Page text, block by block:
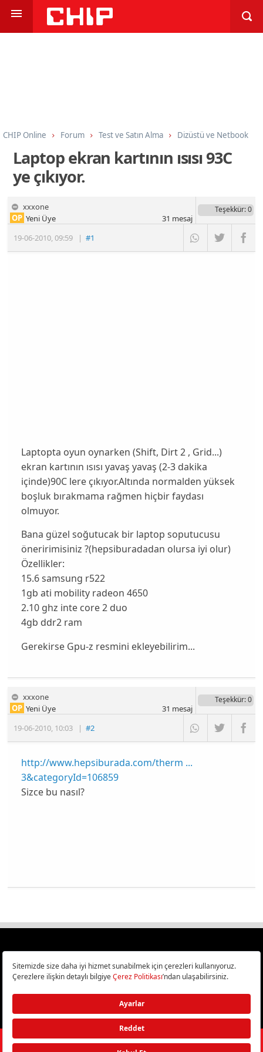
CHIP Online Forum Test ve Satın Alma Dizüstü ve Netbook
Laptop ekran kartının ısısı 93C
ye çıkıyor.
xxxone
19-06-2010,09:59 |#1
OP Yeni Üye
Teşekkür: 0
31 mesaj
Laptopta oyun oynarken (Shift, Dirt 2 , Grid...)
ekran kartının ısısı yavaş yavaş (2-3 dakika
içinde)90C lere çıkıyor.Altında normalden yüksek
boşluk bırakmama rağmen hiçbir faydası
olmuyor.
Bana güzel soğutucak bir laptop soputucusu
öneririmisiniz ?(hepsiburadadan olursa iyi olur)
Özellikler:
15.6 samsung r522
1gb ati mobility radeon 4650
2.10 ghz inte core 2 duo
4gb ddr2 ram
Gerekirse Gpu-z resmini ekleyebilirim...
xxxone
19-06-2010, 10:03 |#2
OP Yeni Üye
Teşekkür: 0
31 mesaj
http://www.hepsiburada.com/therm ...
3&categoryId=106859
Sizce bu nasıl?
Türkiye
Bilişim ve Teknoloji Haberleri CHIP Online’da!
©2026Doğan Burda Dergi Yayıncılık ve Pazarlama A.Ş./ Tüm hakları